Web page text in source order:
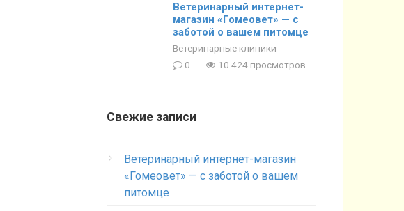
Ветеринарный интернет-
магазин «Гомеовет» — с
заботой о вашем питомце
Ветеринарные клиники
0
10 424 просмотров
Свежие записи
Ветеринарный интернет-магазин
«Гомеовет» — с заботой о вашем
питомце